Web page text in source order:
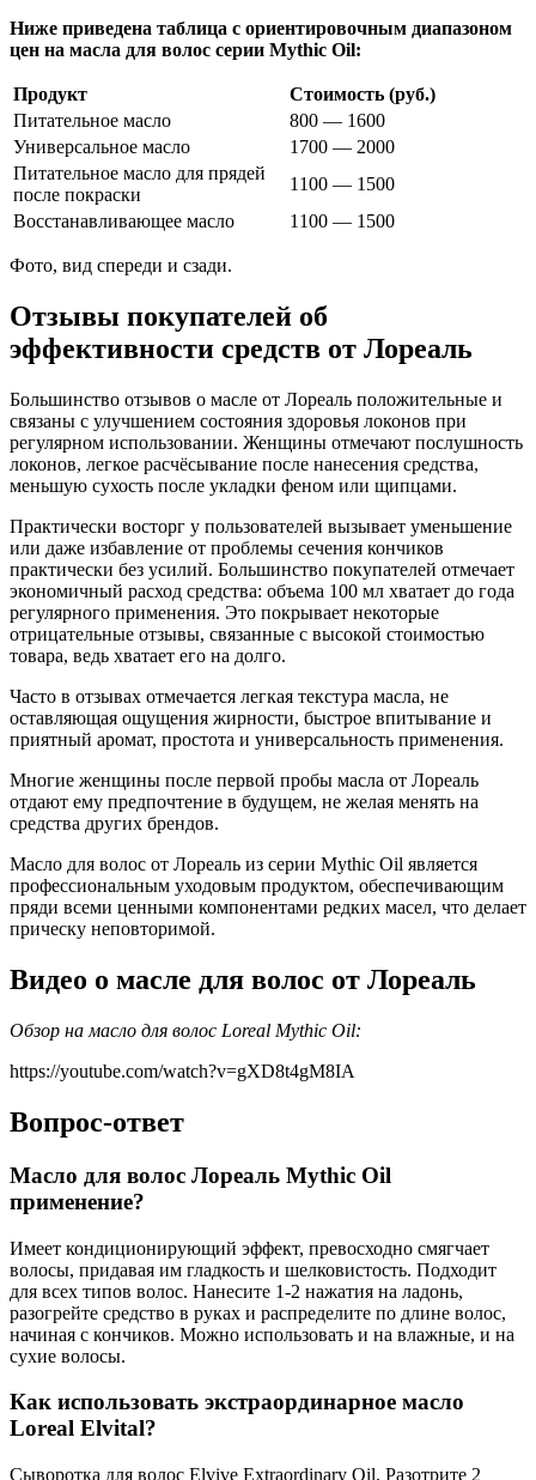
Ниже приведена таблица с ориентировочным диапазоном
цен на масла для волос серии Mythic Oil:
Продукт
Стоимость (руб.)
Питательное масло
800 — 1600
Универсальное масло
1700 — 2000
Питательное масло для прядей
после покраски
1100 — 1500
Восстанавливающее масло
1100 — 1500
Фото, вид спереди и сзади.
Отзывы покупателей об
эффективности средств от Лореаль
Большинство отзывов о масле от Лореаль положительные и
связаны с улучшением состояния здоровья локонов при
регулярном использовании. Женщины отмечают послушность
локонов, легкое расчёсывание после нанесения средства,
меньшую сухость после укладки феном или щипцами.
Практически восторг у пользователей вызывает уменьшение
или даже избавление от проблемы сечения кончиков
практически без усилий. Большинство покупателей отмечает
экономичный расход средства: объема 100 мл хватает до года
регулярного применения. Это покрывает некоторые
отрицательные отзывы, связанные с высокой стоимостью
товара, ведь хватает его на долго.
Часто в отзывах отмечается легкая текстура масла, не
оставляющая ощущения жирности, быстрое впитывание и
приятный аромат, простота и универсальность применения.
Многие женщины после первой пробы масла от Лореаль
отдают ему предпочтение в будущем, не желая менять на
средства других брендов.
Масло для волос от Лореаль из серии Mythic Oil является
профессиональным уходовым продуктом, обеспечивающим
пряди всеми ценными компонентами редких масел, что делает
прическу неповторимой.
Видео о масле для волос от Лореаль
Обзор на масло для волос Loreal Mythic Oil:
https://youtube.com/watch?v=gXD8t4gM8IA
Вопрос-ответ
Масло для волос Лореаль Mythic Oil
применение?
Имеет кондиционирующий эффект, превосходно смягчает
волосы, придавая им гладкость и шелковистость. Подходит
для всех типов волос. Нанесите 1-2 нажатия на ладонь,
разогрейте средство в руках и распределите по длине волос,
начиная с кончиков. Можно использовать и на влажные, и на
сухие волосы.
Как использовать экстраординарное масло
Loreal Elvital?
Сыворотка для волос Elvive Extraordinary Oil. Разотрите 2